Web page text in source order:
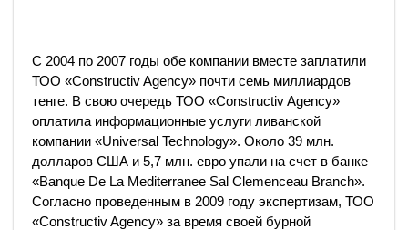
С 2004 по 2007 годы обе компании вместе заплатили
ТОО «Constructiv Agency» почти семь миллиардов
тенге. В свою очередь ТОО «Constructiv Agency»
оплатила информационные услуги ливанской
компании «Universal Technology». Около 39 млн.
долларов США и 5,7 млн. евро упали на счет в банке
«Banque De La Mediterranee Sal Clemenceau Branch».
Согласно проведенным в 2009 году экспертизам, ТОО
«Constructiv Agency» за время своей бурной